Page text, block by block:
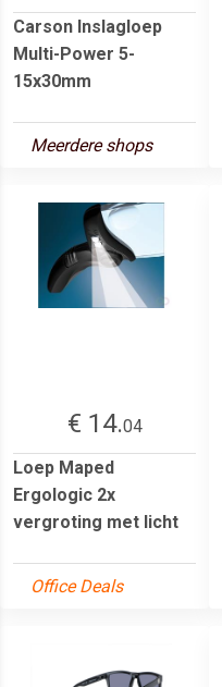
Carson Inslagloep
Multi-Power 5-
15x30mm
Meerdere shops
€ 14.04
Loep Maped
Ergologic 2x
vergroting met licht
Office Deals